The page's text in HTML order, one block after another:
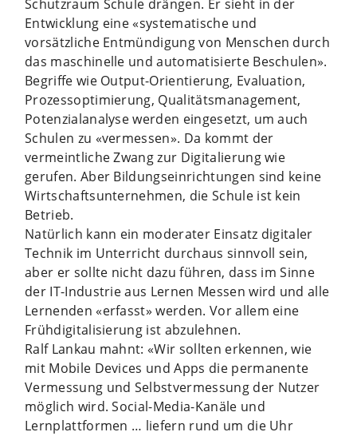
Schutzraum Schule drängen. Er sieht in der
Entwicklung eine «systematische und
vorsätzliche Entmündigung von Menschen durch
das maschinelle und automatisierte Beschulen».
Begriffe wie Output-Orientierung, Evaluation,
Prozessoptimierung, Qualitätsmanagement,
Potenzialanalyse werden eingesetzt, um auch
Schulen zu «vermessen». Da kommt der
vermeintliche Zwang zur Digitalierung wie
gerufen. Aber Bildungseinrichtungen sind keine
Wirtschaftsunternehmen, die Schule ist kein
Betrieb.
Natürlich kann ein moderater Einsatz digitaler
Technik im Unterricht durchaus sinnvoll sein,
aber er sollte nicht dazu führen, dass im Sinne
der IT-Industrie aus Lernen Messen wird und alle
Lernenden «erfasst» werden. Vor allem eine
Frühdigitalisierung ist abzulehnen.
Ralf Lankau mahnt: «Wir sollten erkennen, wie
mit Mobile Devices und Apps die permanente
Vermessung und Selbstvermessung der Nutzer
möglich wird. Social-Media-Kanäle und
Lernplattformen … liefern rund um die Uhr